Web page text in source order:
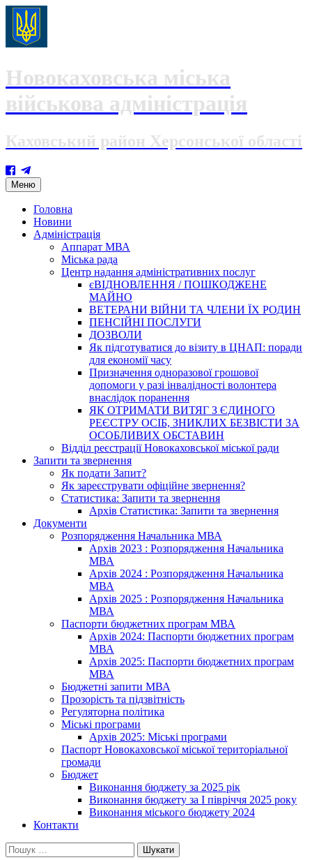
Новокаховська міська
військова адміністрація
Каховський район Херсонської області
Меню Skip
to
content
Головна
Новини
Адміністрація
Аппарат МВА
Міська рада
Центр надання адміністративних послуг
єВІДНОВЛЕННЯ / ПОШКОДЖЕНЕ
МАЙНО
ВЕТЕРАНИ ВІЙНИ ТА ЧЛЕНИ ЇХ РОДИН
ПЕНСІЙНІ ПОСЛУГИ
ДОЗВОЛИ
Як підготуватися до візиту в ЦНАП: поради
для економії часу
Призначення одноразової грошової
допомоги у разі інвалідності волонтера
внаслідок поранення
ЯК ОТРИМАТИ ВИТЯГ З ЄДИНОГО
РЕЄСТРУ ОСІБ, ЗНИКЛИХ БЕЗВІСТИ ЗА
ОСОБЛИВИХ ОБСТАВИН
Відділ реєстрації Новокаховської міської ради
Запити та звернення
Як подати Запит?
Як зареєструвати офіційне звернення?
Статистика: Запити та звернення
Архів Статистика: Запити та звернення
Документи
Розпорядження Начальника МВА
Архів 2023 : Розпорядження Начальника
МВА
Архів 2024 : Розпорядження Начальника
МВА
Архів 2025 : Розпорядження Начальника
МВА
Паспорти бюджетних програм МВА
Архів 2024: Паспорти бюджетних програм
МВА
Архів 2025: Паспорти бюджетних програм
МВА
Бюджетні запити МВА
Прозорість та підзвітність
Регуляторна політика
Міські програми
Архів 2025: Міські програми
Паспорт Новокаховської міської територіальної
громади
Бюджет
Виконання бюджету за 2025 рік
Виконання бюджету за І півріччя 2025 року
Виконання міського бюджету 2024
Контакти
Пошук: